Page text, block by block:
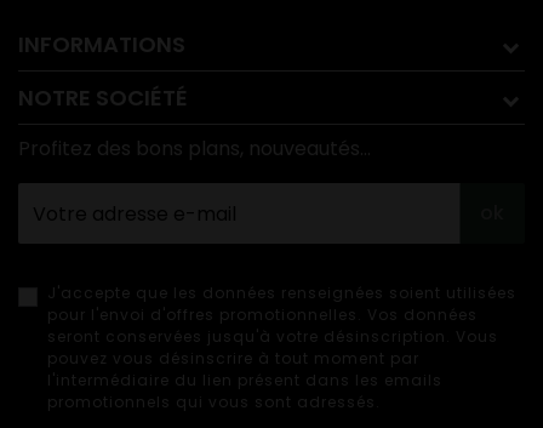
INFORMATIONS
NOTRE SOCIÉTÉ
Profitez des bons plans, nouveautés...
J'accepte que les données renseignées soient utilisées
pour l'envoi d'offres promotionnelles. Vos données
seront conservées jusqu'à votre désinscription. Vous
pouvez vous désinscrire à tout moment par
l'intermédiaire du lien présent dans les emails
promotionnels qui vous sont adressés.